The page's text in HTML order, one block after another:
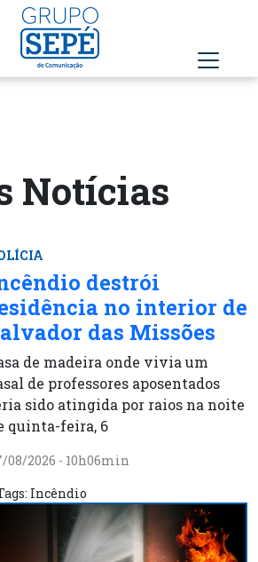
Notícias
destrói
no interior de
das Missões
de madeira onde vivia um
de professores aposentados
sido atingida por raios na noite
quinta-feira, 6
08/2026 - 10h06min
Incêndio